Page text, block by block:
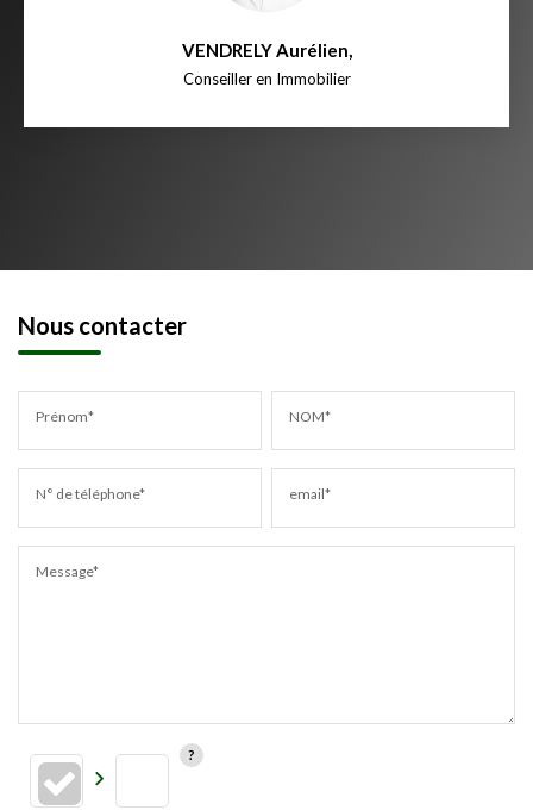
VENDRELY Aurélien,
Conseiller en Immobilier
Nous contacter
Prénom* NOM*
N° de téléphone* email*
Message*